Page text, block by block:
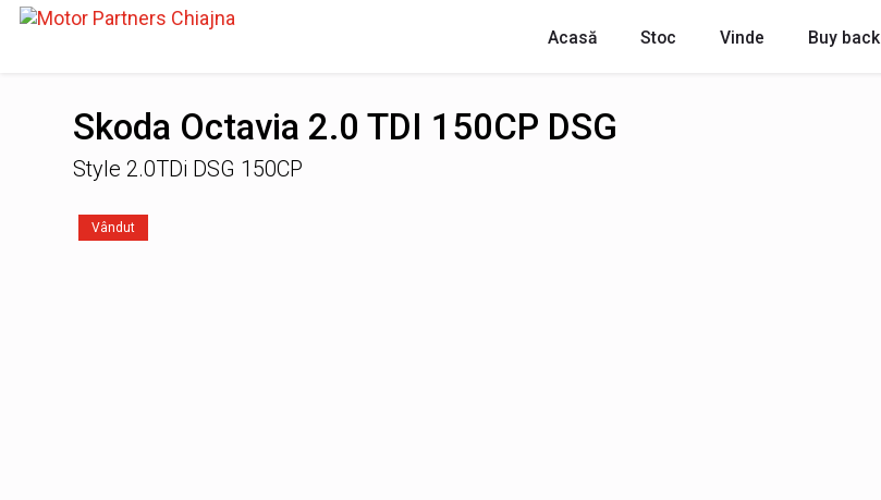
Acasă Stoc Vinde Buy back
Skoda Octavia 2.0 TDI 150CP DSG
Style 2.0TDi DSG 150CP
Vândut